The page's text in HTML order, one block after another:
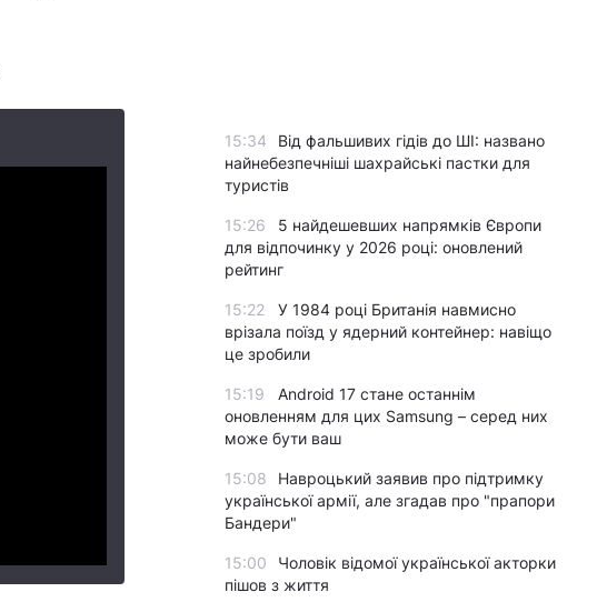
15:34
Від фальшивих гідів до ШІ: названо
найнебезпечніші шахрайські пастки для
туристів
15:26
5 найдешевших напрямків Європи
для відпочинку у 2026 році: оновлений
рейтинг
15:22
У 1984 році Британія навмисно
врізала поїзд у ядерний контейнер: навіщо
це зробили
15:19
Android 17 стане останнім
оновленням для цих Samsung – серед них
може бути ваш
15:08
Навроцький заявив про підтримку
української армії, але згадав про "прапори
Бандери"
15:00
Чоловік відомої української акторки
пішов з життя